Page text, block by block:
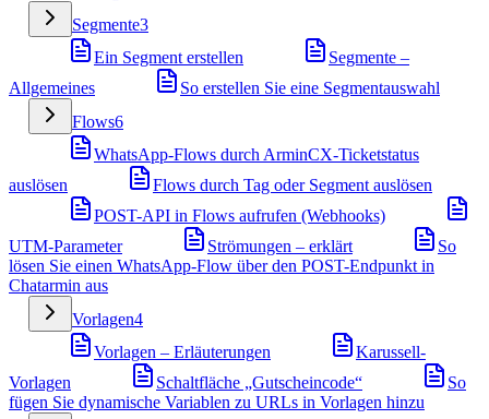
Segmente3
Ein Segment erstellen
Segmente –
Allgemeines
So erstellen Sie eine Segmentauswahl
Flows6
WhatsApp-Flows durch ArminCX-Ticketstatus
auslösen
Flows durch Tag oder Segment auslösen
POST-API in Flows aufrufen (Webhooks)
UTM-Parameter
Strömungen – erklärt
So
lösen Sie einen WhatsApp-Flow über den POST-Endpunkt in
Chatarmin aus
Vorlagen4
Vorlagen – Erläuterungen
Karussell-
Vorlagen
Schaltfläche „Gutscheincode“
So
fügen Sie dynamische Variablen zu URLs in Vorlagen hinzu